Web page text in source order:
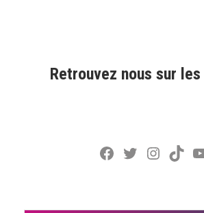
Retrouvez nous sur
Facebook
Twitter